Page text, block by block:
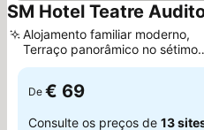
SM Hotel Teatre
Alojamento familiar moderno,
Terraço panorâmico no sétimo
andar
De € 69
Consulte os preços de 13